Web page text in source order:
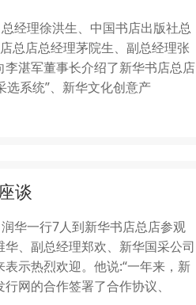
经理徐洪生、中国书店出版社总
总店总经理茅院生、副总经理张
湛军董事长介绍了新华书店总店
选系统”、新华文化创意产
谈
华一行7人到新华书店总店参观
、副总经理郑欢、新华国采公司
示热烈欢迎。他说:“一年来，新
网的合作签署了合作协议、